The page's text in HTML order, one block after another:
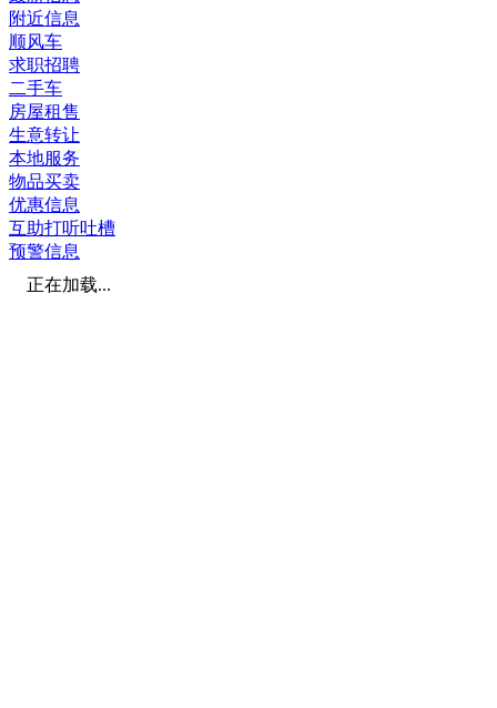
附近信息
顺风车
求职招聘
二手车
房屋租售
生意转让
本地服务
物品买卖
优惠信息
互助打听吐槽
预警信息
正在加载...